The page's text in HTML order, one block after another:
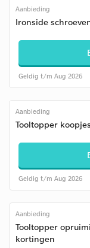
Aanbieding
Ironside
Geldig t/m Aug 2026
Aanbieding
Tooltopper
Geldig t/m Aug 2026
Aanbieding
Tooltopper
kortingen